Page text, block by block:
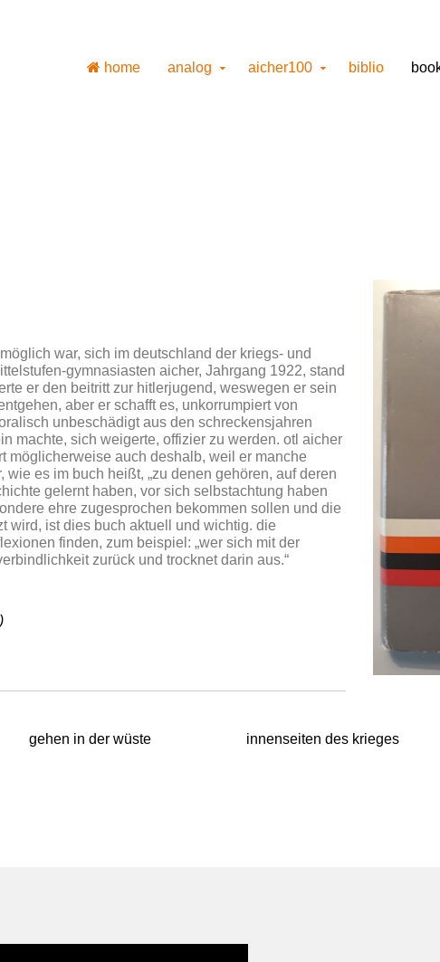
home analog aicher100 biblio
war, sich im deutschland der kriegs- und
gymnasiasten aicher, Jahrgang 1922, stand
er den beitritt zur hitlerjugend, weswegen er sein
aber er schafft es, unkorrumpiert von
unbeschädigt aus den schreckensjahren
machte, sich weigerte, offizier zu werden. otl aicher
möglicherweise auch deshalb, weil er manche
wie es im buch heißt, „zu denen gehören, auf deren
gelernt haben, vor sich selbstachtung haben
ehre zugesprochen bekommen sollen und die
wird, ist dies buch aktuell und wichtig. die
finden, zum beispiel: „wer sich mit der
zurück und trocknet darin aus.“
gehen in der wüste innenseiten des krieges